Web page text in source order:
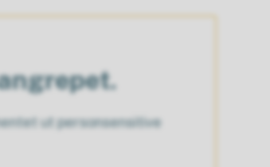
ut personsensitive